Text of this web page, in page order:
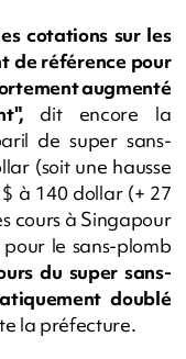
cotations sur les
de référence pour
augmenté
dit encore la
de super sans-
(soit une hausse
à 140 dollar (+ 27
cours à Singapour
le sans-plomb
du super sans-
doublé
la préfecture.